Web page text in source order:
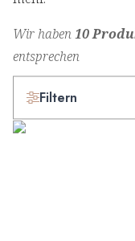
Wir haben10
entsprechen
Filtern